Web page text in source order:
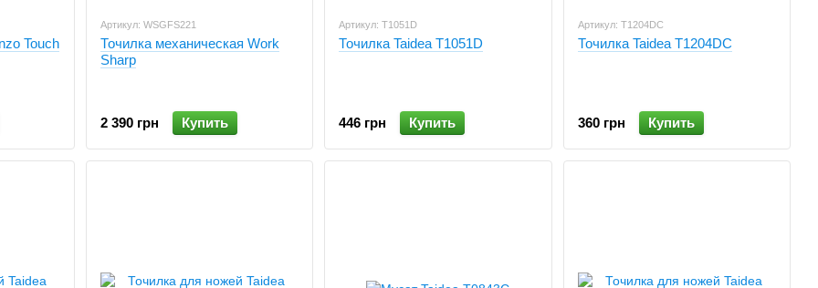
Touch
Артикул: WSGFS221
Точилка механическая Work
Sharp
2 390 грн Купить
Артикул: T1051D
Точилка Taidea T1051D
446 грн Купить
Артикул: T1204DC
Точилка Taidea T1204DC
360 грн Купить